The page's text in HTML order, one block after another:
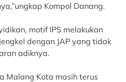
Kompol Danang.
motif IPS melakukan
dengan JAP yang tidak
adiknya.
Malang Kota masih terus